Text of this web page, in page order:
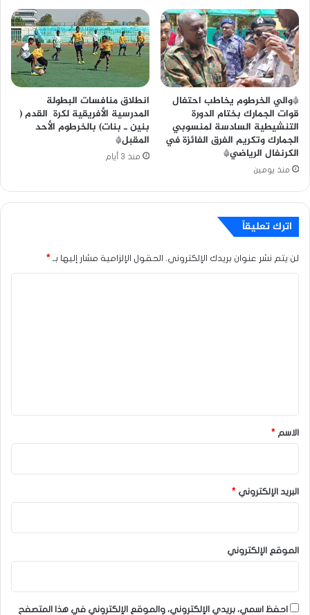
*والي الخرطوم يخاطب احتفال
قوات الجمارك بختام الدورة
التنشيطية السادسة لمنسوبي
الجمارك وتكريم الفرق الفائزة في
الكرنفال الرياضي*
منذ يومين
انطلاق منافسات البطولة
المدرسية الأفريقية لكرة القدم (
بنين ـ بنات) بالخرطوم الأحد
المقبل*
منذ 3 أيام
اترك تعليقاً
لن يتم نشر عنوان بريدك الإلكتروني. الحقول الإلزامية مشار إليها بـ *
*
الاسم *
البريد الإلكتروني *
الموقع الإلكتروني
احفظ اسمي، بريدي الإلكتروني، والموقع الإلكتروني في هذا المتصفح